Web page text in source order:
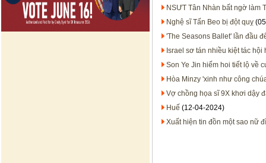
NSƯT Tân Nhàn bất ngờ làm
Nghệ sĩ Tấn Beo bị đột quỵ
'The Seasons Ballet' lần đầu
Israel sơ tán nhiều kiệt tác hội
Son Ye Jin hiếm hoi tiết lộ về
Hòa Minzy 'xinh như công
Vợ chồng họa sĩ 9X khơi dậy
Huế (12-04-2024)
Xuất hiện tin đồn một sao nữ